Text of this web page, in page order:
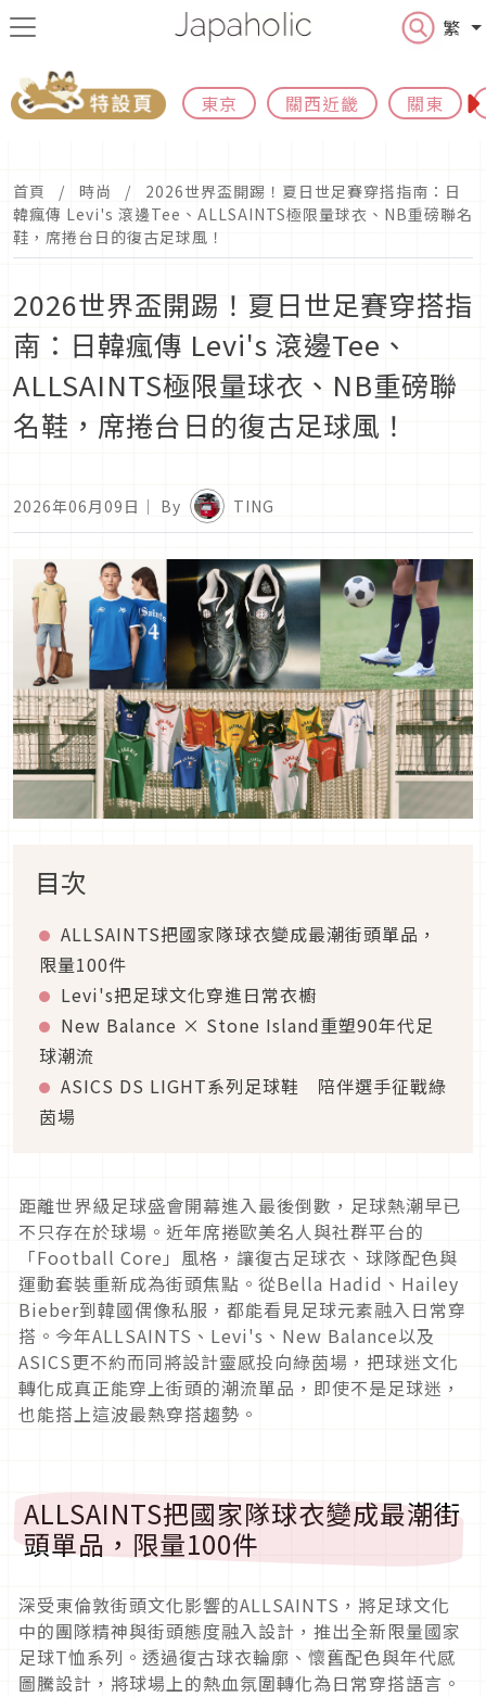
繁
東京 關西近畿 關東
首頁 時尚
2026世界盃開踢！夏日世足賽穿搭指南：日
韓瘋傳 Levi's 滾邊Tee、ALLSAINTS極限量球衣、NB重磅聯名
鞋，席捲台日的復古足球風！
2026世界盃開踢！夏日世足賽穿搭指
南：日韓瘋傳 Levi's 滾邊Tee、
ALLSAINTS極限量球衣、NB重磅聯
名鞋，席捲台日的復古足球風！
2026年06月09日 ｜ By TING
目次
ALLSAINTS把國家隊球衣變成最潮街頭單品，
限量100件
Levi's把足球文化穿進日常衣櫥
New Balance × Stone Island重塑90年代足
球潮流
ASICS DS LIGHT系列足球鞋 陪伴選手征戰綠
茵場
距離世界級足球盛會開幕進入最後倒數，足球熱潮早已
不只存在於球場。近年席捲歐美名人與社群平台的
「Football Core」風格，讓復古足球衣、球隊配色與
運動套裝重新成為街頭焦點。從Bella Hadid、Hailey
Bieber到韓國偶像私服，都能看見足球元素融入日常穿
搭。今年ALLSAINTS、Levi's、New Balance以及
ASICS更不約而同將設計靈感投向綠茵場，把球迷文化
轉化成真正能穿上街頭的潮流單品，即使不是足球迷，
也能搭上這波最熱穿搭趨勢。
ALLSAINTS把國家隊球衣變成最潮街
頭單品，限量100件
深受東倫敦街頭文化影響的ALLSAINTS，將足球文化
中的團隊精神與街頭態度融入設計，推出全新限量國家
足球T恤系列。透過復古球衣輪廓、懷舊配色與年代感
圖騰設計，將球場上的熱血氛圍轉化為日常穿搭語言。